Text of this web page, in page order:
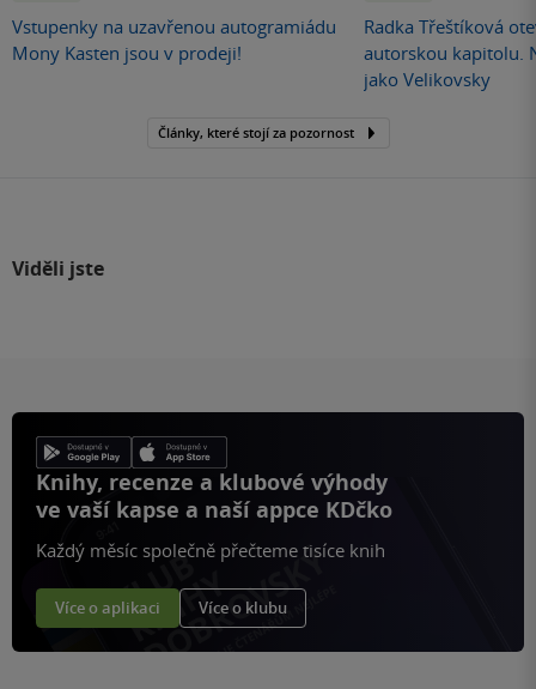
Vstupenky na uzavřenou autogramiádu
Mony Kasten jsou v prodeji!
Radka Třeštíková
autorskou kapitolu.
jako Velikovsky
Články, které stojí za pozornost
Viděli jste
Knihy, recenze a klubové výhody
ve vaší kapse a naší appce KDčko
Každý měsíc společně přečteme tisíce knih
Více o aplikaci Více o klubu